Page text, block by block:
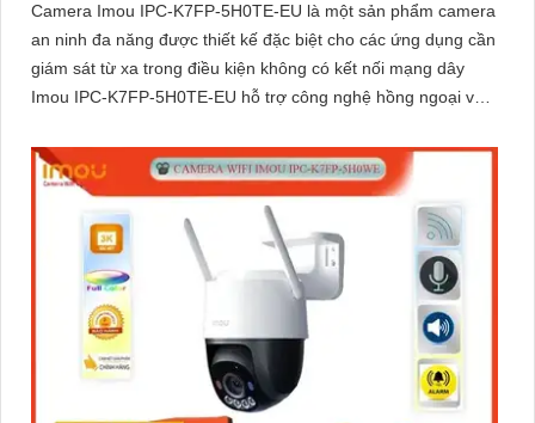
Camera Imou IPC-K7FP-5H0TE-EU là một sản phẩm camera
an ninh đa năng được thiết kế đặc biệt cho các ứng dụng cần
giám sát từ xa trong điều kiện không có kết nối mạng dây
Imou IPC-K7FP-5H0TE-EU hỗ trợ công nghệ hồng ngoại với